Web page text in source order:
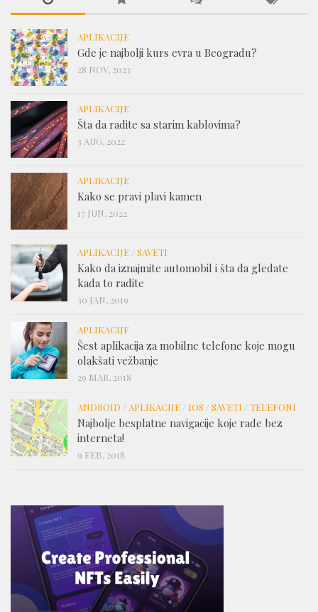
APLIKACIJE
Gde je najbolji kurs evra u Beogradu?
28 NOV, 2023
APLIKACIJE
Šta da radite sa starim kablovima?
3 AUG, 2022
APLIKACIJE
Kako se pravi plavi kamen
17 JUN, 2022
APLIKACIJE / SAVETI
Kako da iznajmite automobil i šta da gledate
kada to radite
30 JAN, 2019
APLIKACIJE
Šest aplikacija za mobilne telefone koje mogu
olakšati vežbanje
29 MAR, 2018
ANDROID / APLIKACIJE / IOS / SAVETI / TELEFONI
Najbolje besplatne navigacije koje rade bez
interneta!
9 FEB, 2018